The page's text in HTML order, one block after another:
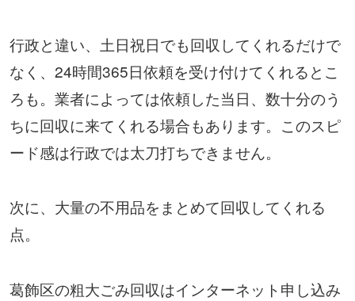
行政と違い、土日祝日でも回収してくれるだけで
なく、24時間365日依頼を受け付けてくれるとこ
ろも。業者によっては依頼した当日、数十分のう
ちに回収に来てくれる場合もあります。このスピ
ード感は行政では太刀打ちできません。
次に、大量の不用品をまとめて回収してくれる
点。
葛飾区の粗大ごみ回収はインターネット申し込み